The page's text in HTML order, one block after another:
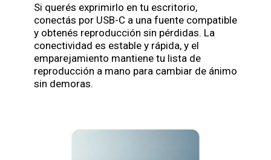
Si querés exprimirlo en tu escritorio,
conectás por USB-C a una fuente compatible
y obtenés reproducción sin pérdidas. La
conectividad es estable y rápida, y el
emparejamiento mantiene tu lista de
reproducción a mano para cambiar de ánimo
sin demoras.